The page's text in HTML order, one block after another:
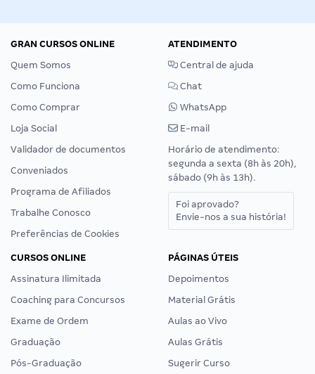
GRAN CURSOS ONLINE
Quem Somos
Como Funciona
Como Comprar
Loja Social
Validador de documentos
Conveniados
Programa de Afiliados
Trabalhe Conosco
Preferências de Cookies
ATENDIMENTO
Central de ajuda
Chat
WhatsApp
E-mail
Horário de atendimento:
segunda a sexta (8h às 20h),
sábado (9h às 13h).
Foi aprovado?
Envie-nos a sua história!
CURSOS ONLINE
Assinatura Ilimitada
Coaching para Concursos
Exame de Ordem
Graduação
Pós-Graduação
PÁGINAS ÚTEIS
Depoimentos
Material Grátis
Aulas ao Vivo
Aulas Grátis
Sugerir Curso